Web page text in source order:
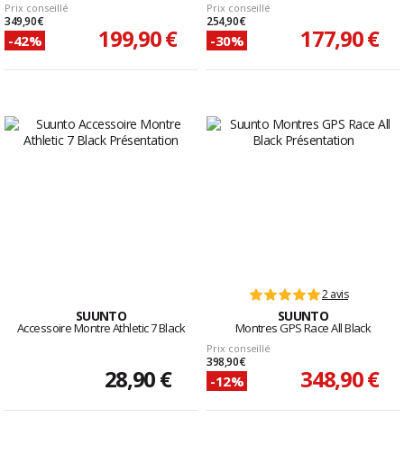
Prix conseillé
349,90 €
-42% 199,90 €
Prix conseillé
254,90 €
-30% 177,90 €
SUUNTO
Accessoire Montre Athletic 7 Black
28,90 €
2 avis
SUUNTO
Montres GPS Race All Black
Prix conseillé
398,90 €
-12% 348,90 €